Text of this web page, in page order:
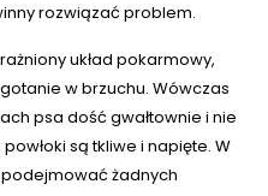
rozwiązać problem.
układ pokarmowy,
w brzuchu. Wówczas
psa dość gwałtownie i nie
są tkliwe i napięte. W
żadnych